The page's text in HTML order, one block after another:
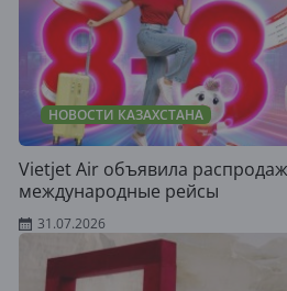
НОВОСТИ КАЗАХСТАНА
Vietjet Air объявила
международные рейсы
31.07.2026